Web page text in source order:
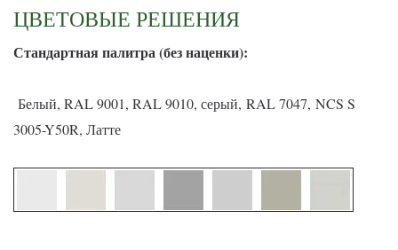
ЦВЕТОВЫЕ РЕШЕНИЯ
Стандартная палитра (без наценки):
Белый, RAL 9001, RAL 9010, серый, RAL 7047, NCS S
3005-Y50R, Латте